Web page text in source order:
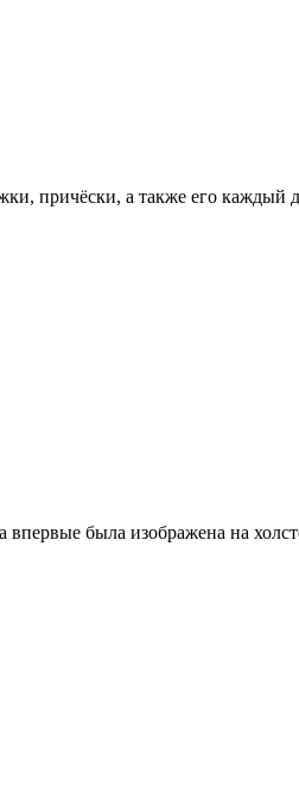
причёски, а также его
впервые была изображена на